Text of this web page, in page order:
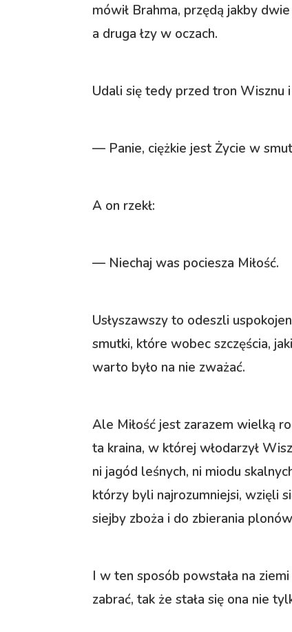
mówił Brahma, przędą jakby
a druga łzy w oczach.
Udali się tedy przed tron Wisznu
— Panie, ciężkie jest Życie w
A on rzekł:
— Niechaj was pociesza Miłość.
Usłyszawszy to odeszli
smutki, które wobec szczęścia,
warto było na nie zważać.
Ale Miłość jest zarazem wielką
ta kraina, w której włodarzył
ni jagód leśnych, ni miodu
którzy byli najrozumniejsi, wzięli
siejby zboża i do zbierania
I w ten sposób powstała na
zabrać, tak że stała się ona nie